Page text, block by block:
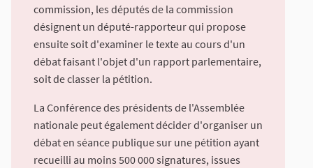
commission, les députés de la commission
désignent un député-rapporteur qui propose
ensuite soit d'examiner le texte au cours d'un
débat faisant l'objet d'un rapport parlementaire,
soit de classer la pétition.
La Conférence des présidents de l'Assemblée
nationale peut également décider d'organiser un
débat en séance publique sur une pétition ayant
recueilli au moins 500 000 signatures, issues